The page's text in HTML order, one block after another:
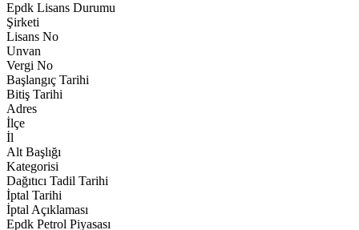
Epdk Lisans Durumu
Şirketi
Lisans No
Unvan
Vergi No
Başlangıç Tarihi
Bitiş Tarihi
Adres
İlçe
İl
Alt Başlığı
Kategorisi
Dağıtıcı Tadil Tarihi
İptal Tarihi
İptal Açıklaması
Epdk Petrol Piyasası